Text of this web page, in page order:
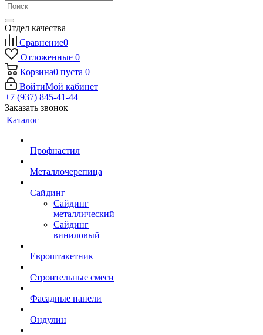
Отдел качества
Сравнение0
Отложенные 0
Корзина0 пуста 0
ВойтиМой кабинет
+7 (937) 845-41-44
Заказать звонок
Каталог
Профнастил
Металлочерепица
Сайдинг
Сайдинг
металлический
Сайдинг
виниловый
Евроштакетник
Строительные смеси
Фасадные панели
Ондулин